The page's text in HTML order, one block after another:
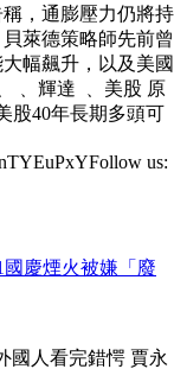
，通膨壓力仍將持
萊德策略師先前曾
幅飆升，以及美國
﹑ 輝達 ﹑ 美股 原
股40年長期多頭可
us:
國慶煙火被嫌「廢
國人看完錯愕 賈永